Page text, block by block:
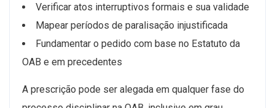
Verificar atos interruptivos formais e sua validade
Mapear períodos de paralisação injustificada
Fundamentar o pedido com base no Estatuto da
OAB e em precedentes
A prescrição pode ser alegada em qualquer fase do